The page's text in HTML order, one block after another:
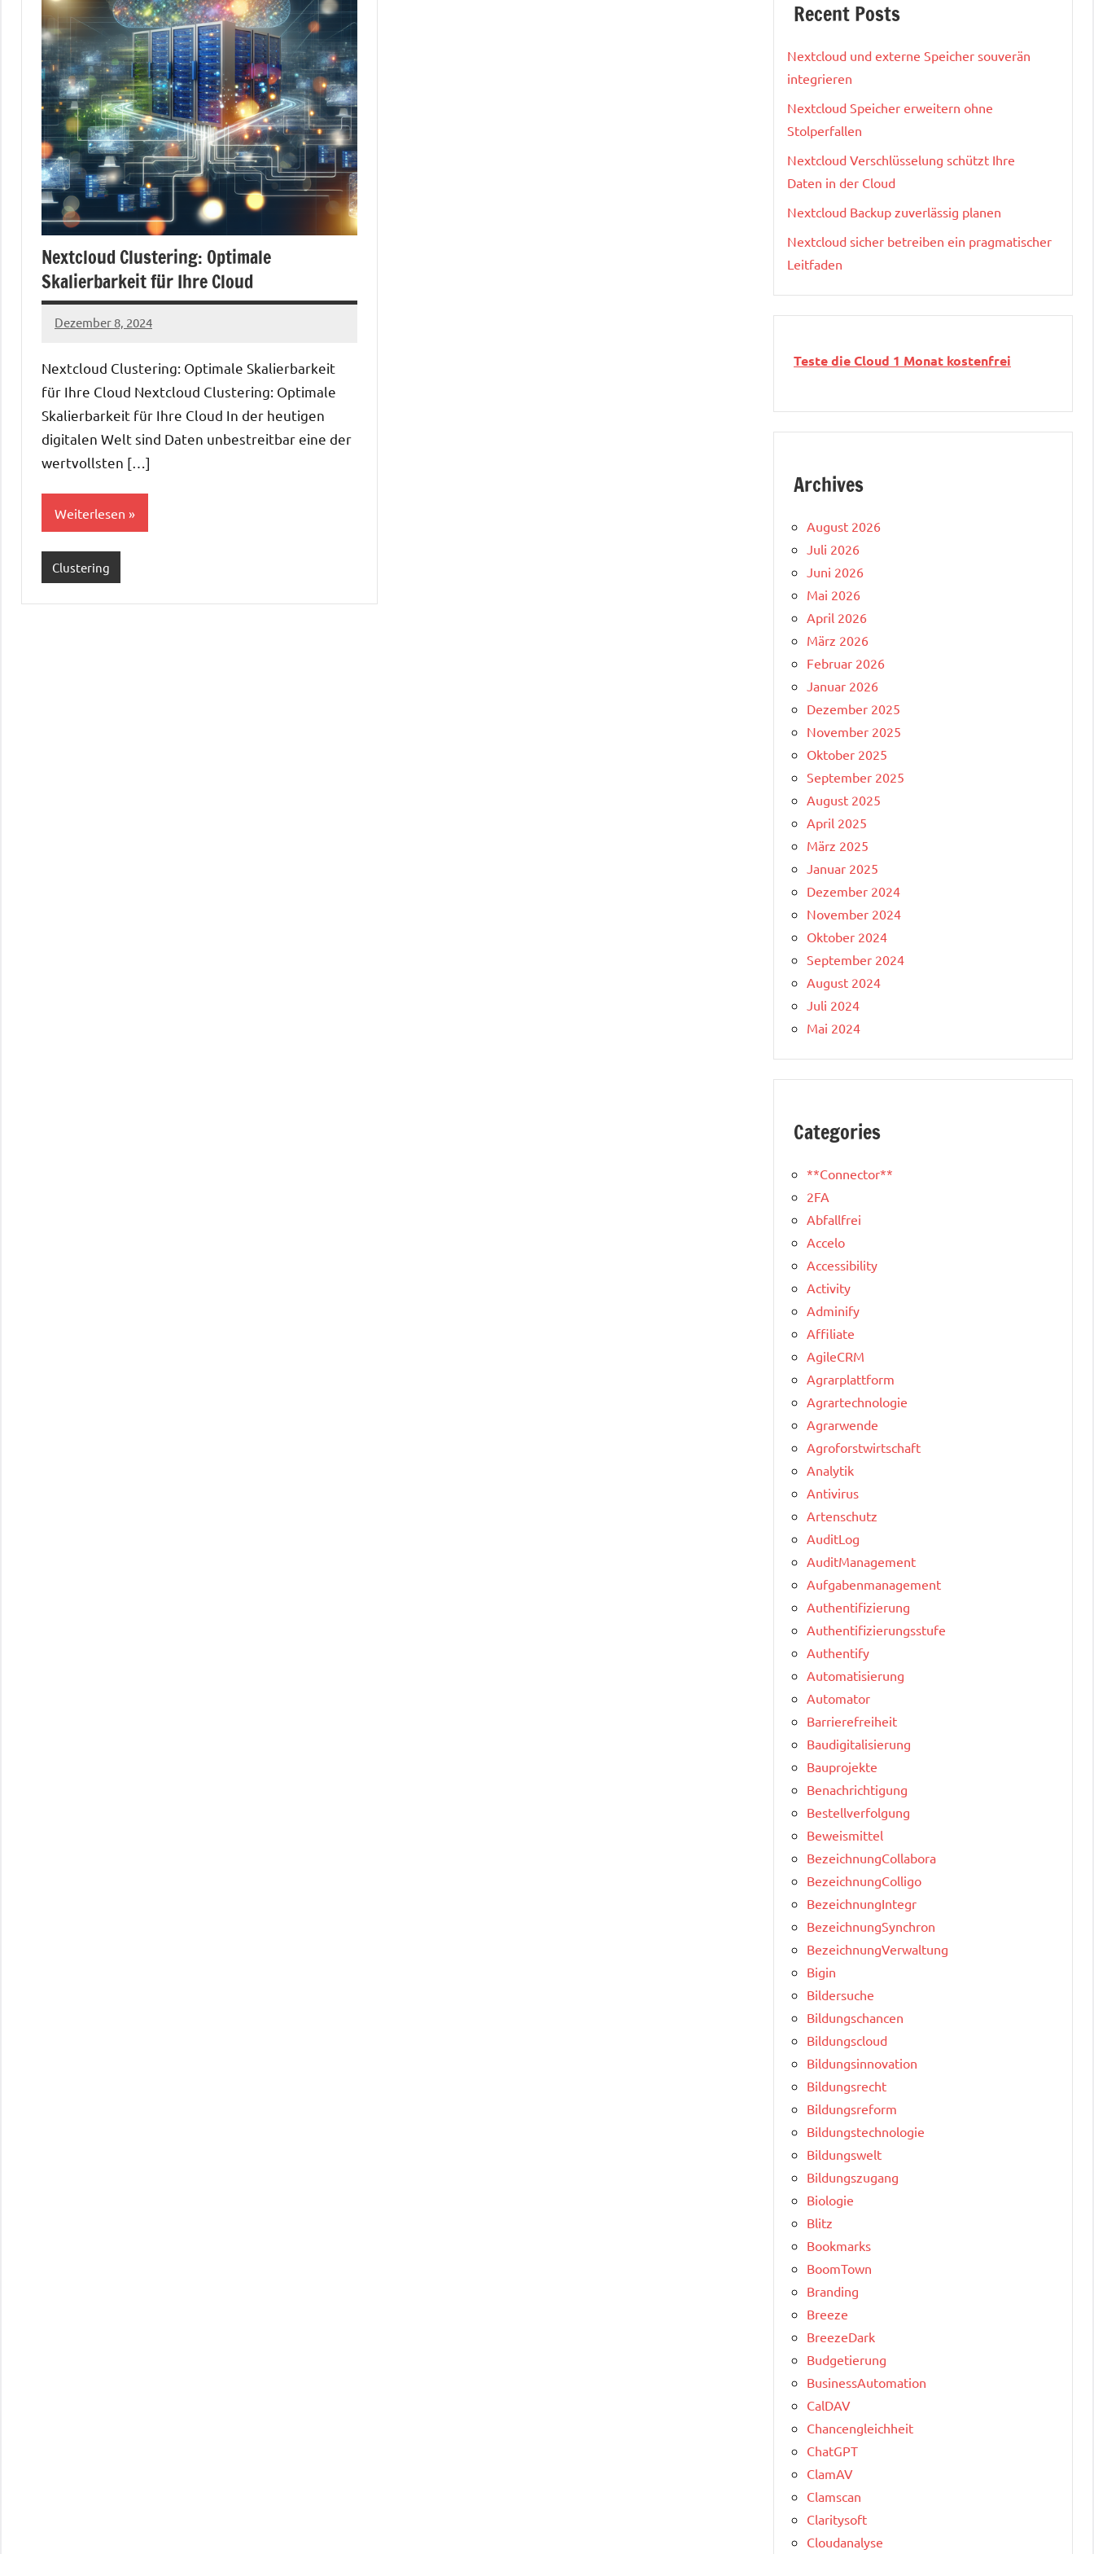
Nextcloud Clustering: Optimale
Skalierbarkeit für Ihre Cloud
Dezember 8, 2024
admin
Nextcloud Clustering: Optimale Skalierbarkeit
für Ihre Cloud Nextcloud Clustering: Optimale
Skalierbarkeit für Ihre Cloud In der heutigen
digitalen Welt sind Daten unbestreitbar eine der
wertvollsten […]
Weiterlesen
Clustering
Recent Posts
Nextcloud und externe Speicher souverän
integrieren
Nextcloud Speicher erweitern ohne
Stolperfallen
Nextcloud Verschlüsselung schützt Ihre
Daten in der Cloud
Nextcloud Backup zuverlässig planen
Nextcloud sicher betreiben ein pragmatischer
Leitfaden
Teste die Cloud 1 Monat kostenfrei
Archives
August 2026
Juli 2026
Juni 2026
Mai 2026
April 2026
März 2026
Februar 2026
Januar 2026
Dezember 2025
November 2025
Oktober 2025
September 2025
August 2025
April 2025
März 2025
Januar 2025
Dezember 2024
November 2024
Oktober 2024
September 2024
August 2024
Juli 2024
Mai 2024
Categories
**Connector**
2FA
Abfallfrei
Accelo
Accessibility
Activity
Adminify
Affiliate
AgileCRM
Agrarplattform
Agrartechnologie
Agrarwende
Agroforstwirtschaft
Analytik
Antivirus
Artenschutz
AuditLog
AuditManagement
Aufgabenmanagement
Authentifizierung
Authentifizierungsstufe
Authentify
Automatisierung
Automator
Barrierefreiheit
Baudigitalisierung
Bauprojekte
Benachrichtigung
Bestellverfolgung
Beweismittel
BezeichnungCollabora
BezeichnungColligo
BezeichnungIntegr
BezeichnungSynchron
BezeichnungVerwaltung
Bigin
Bildersuche
Bildungschancen
Bildungscloud
Bildungsinnovation
Bildungsrecht
Bildungsreform
Bildungstechnologie
Bildungswelt
Bildungszugang
Biologie
Blitz
Bookmarks
BoomTown
Branding
Breeze
BreezeDark
Budgetierung
BusinessAutomation
CalDAV
Chancengleichheit
ChatGPT
ClamAV
Clamscan
Claritysoft
Cloudanalyse